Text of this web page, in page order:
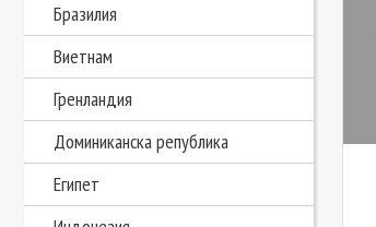
Бразилия
Виетнам
Гренландия
Доминиканска република
Египет